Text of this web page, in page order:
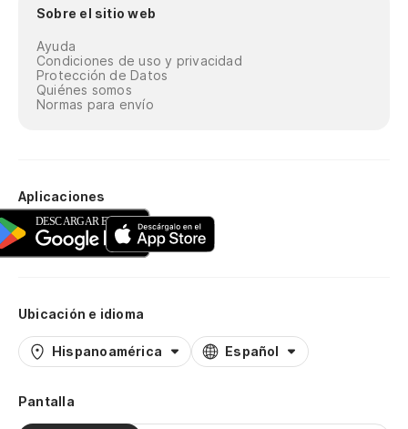
Sobre el sitio web
Ayuda
Condiciones de uso y privacidad
Protección de Datos
Quiénes somos
Normas para envío
Aplicaciones
Ubicación e idioma
Hispanoamérica Español
Pantalla